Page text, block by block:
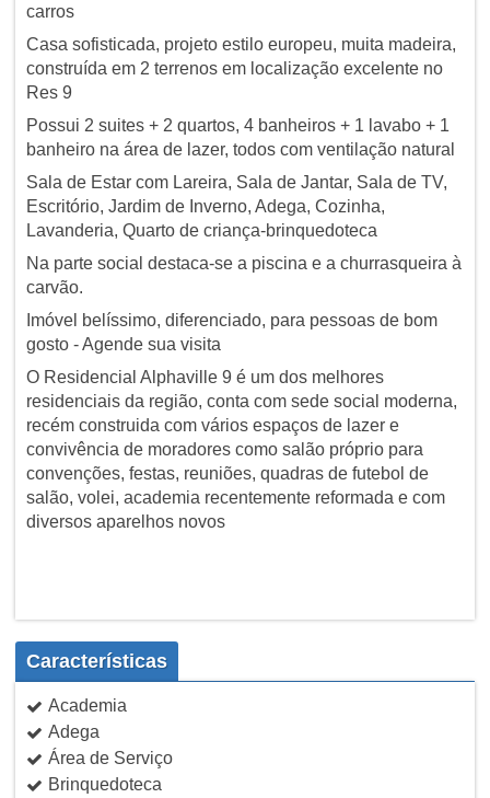
carros
Casa sofisticada, projeto estilo europeu, muita madeira,
construída em 2 terrenos em localização excelente no
Res 9
Possui 2 suites + 2 quartos, 4 banheiros + 1 lavabo + 1
banheiro na área de lazer, todos com ventilação natural
Sala de Estar com Lareira, Sala de Jantar, Sala de TV,
Escritório, Jardim de Inverno, Adega, Cozinha,
Lavanderia, Quarto de criança-brinquedoteca
Na parte social destaca-se a piscina e a churrasqueira à
carvão.
Imóvel belíssimo, diferenciado, para pessoas de bom
gosto - Agende sua visita
O Residencial Alphaville 9 é um dos melhores
residenciais da região, conta com sede social moderna,
recém construida com vários espaços de lazer e
convivência de moradores como salão próprio para
convenções, festas, reuniões, quadras de futebol de
salão, volei, academia recentemente reformada e com
diversos aparelhos novos
Características
Academia
Adega
Área de Serviço
Brinquedoteca